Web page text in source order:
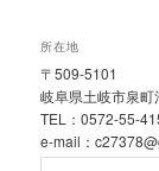
所在地
〒509-5101
岐阜県土岐市泉
TEL：0572-55-
e-mail：